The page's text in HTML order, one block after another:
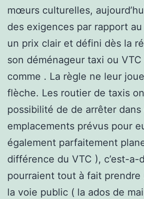
mœurs culturelles,
des exigences par rapport
un prix clair et défini dès la
son déménageur taxi ou
comme . La règle ne leur
flèche. Les routier de taxis
possibilité de de arrêter dans
emplacements prévus pour
également parfaitement
différence du VTC ), c’est-a-
pourraient tout à fait
la voie public ( la ados de